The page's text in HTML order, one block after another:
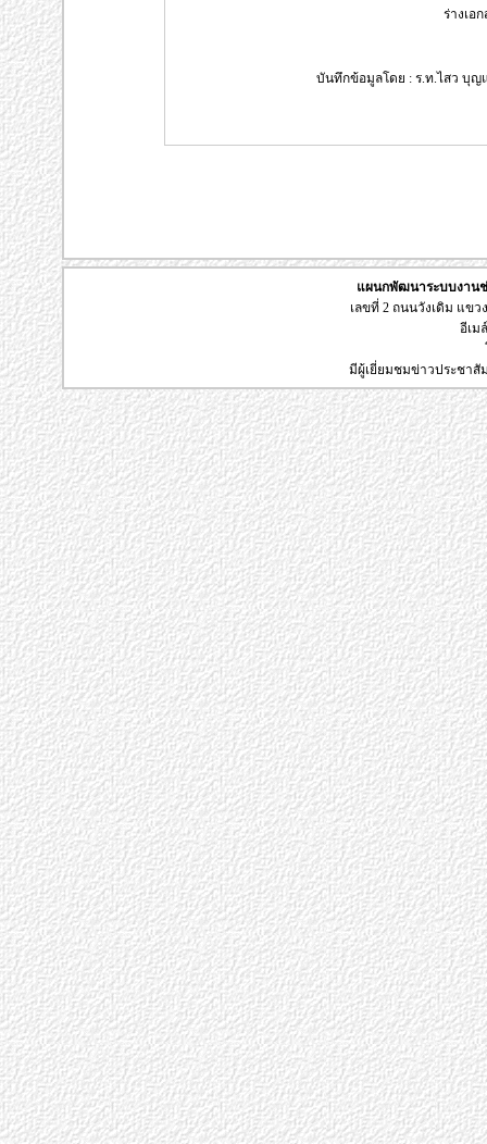
ร่างเอ
บันทึกข้อมูลโดย : ร.ท.ไสว บุญ
แผนกพัฒนาระบบงานช่
เลขที่ 2 ถนนวังเดิม แขว
อีเม
มีผู้เยี่ยมชมข่าวประชา